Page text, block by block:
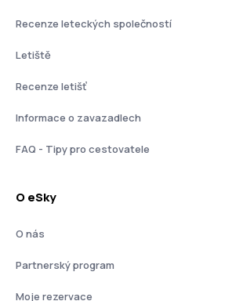
Recenze leteckých společností
Letiště
Recenze letišť
Informace o zavazadlech
FAQ - Tipy pro cestovatele
O eSky
O nás
Partnerský program
Moje rezervace